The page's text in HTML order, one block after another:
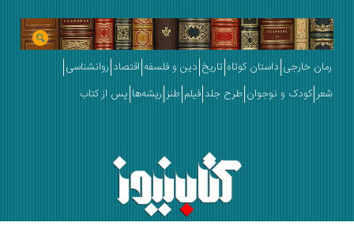
رمان خارجی داستان کوتاه تاریخ دین و فلسفه اقتصاد روانشناسی
شعر کودک و نوجوان طرح جلد فیلم طنز ریشه‌ها پس از کتاب